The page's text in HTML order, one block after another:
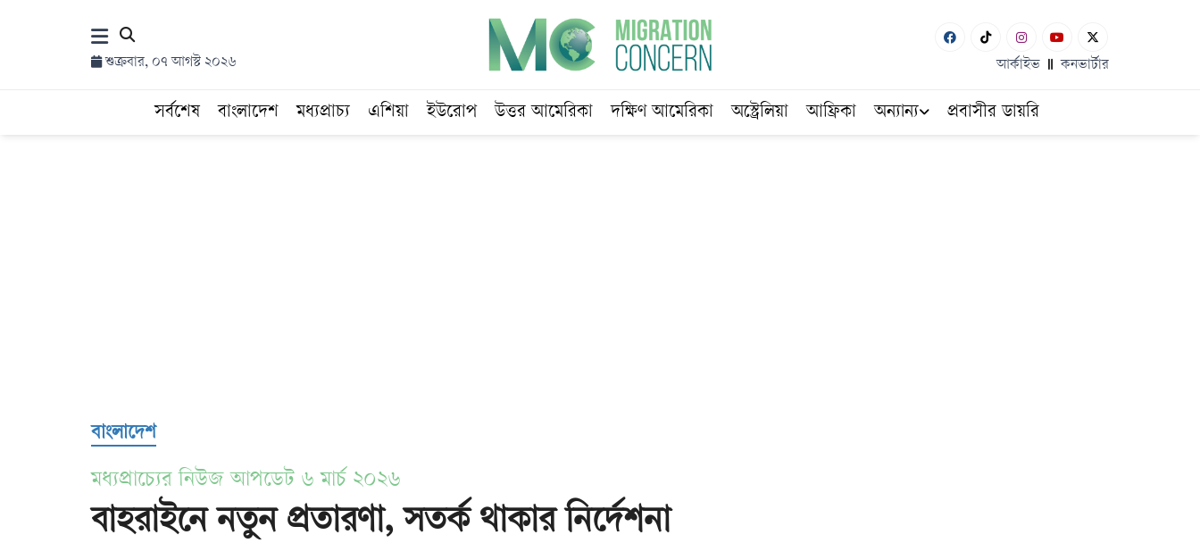
শুক্রবার, ০৭ আগস্ট ২০২৬ আর্কাইভ কনভার্টার
সর্বশেষ বাংলাদেশ মধ্যপ্রাচ্য এশিয়া ইউরোপ উত্তর আমেরিকা দক্ষিণ আমেরিকা অস্ট্রেলিয়া আফ্রিকা অন্যান্য প্রবাসীর ডায়রি
বাংলাদেশ
মধ্যপ্রাচ্যের নিউজ আপডেট ৬ মার্চ ২০২৬
বাহরাইনে নতুন প্রতারণা, সতর্ক থাকার নির্দেশনা